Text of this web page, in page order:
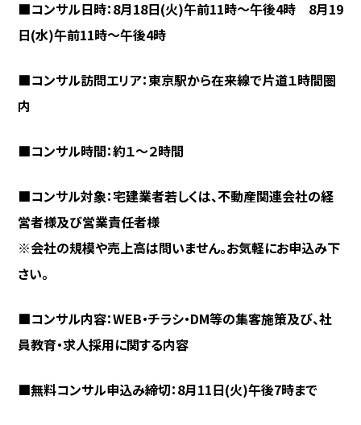
■コンサル日時：8月18日(火)午前11時～午後4時 8月19
日(水)午前11時～午後4時
■コンサル訪問エリア：東京駅から在来線で片道１時間圏
内
■コンサル時間：約１～２時間
■コンサル対象：宅建業者若しくは、不動産関連会社の経
営者様及び営業責任者様
※会社の規模や売上高は問いません。お気軽にお申込み下
さい。
■コンサル内容：WEB・チラシ・DM等の集客施策及び、社
員教育・求人採用に関する内容
■無料コンサル申込み締切：8月11日(火)午後7時まで